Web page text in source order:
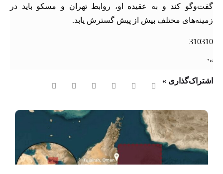
گفت‌وگو کند و به عقیده او، روابط تهران و مسکو باید در
زمینه‌های مختلف بیش از پیش گسترش یابد.
310310
“`
اشتراک‌گذاری »